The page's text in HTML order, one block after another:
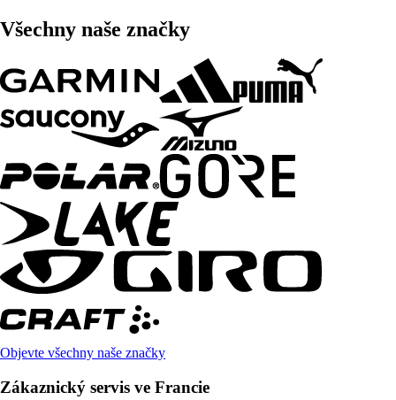
Všechny naše značky
Objevte všechny naše značky
Zákaznický servis ve Francie